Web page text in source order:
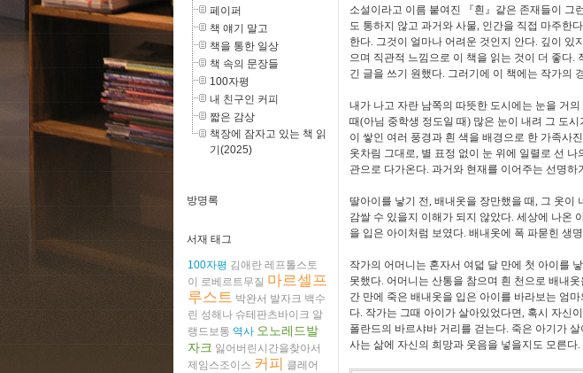
페이퍼
책 얘기 말고
책을 통한 일상
책 속의 문장들
100자평
내 친구인 커피
짧은 감상
책장에 잠자고 있는 책 읽
기(2025)
방명록
서재 태그
100자평 김애란 레프톨스토
이
로베르트무질 마르셀프
루스트 박완서 발자크 백수
린 성해나 슈테판츠바이크 알
랭드보통 역사 오노레드발
자크 잃어버린시간을찾아서
제임스조이스 커피 클레어
소설이라고 이름 붙여진 『흰 』 같은 존재들이 그
도 통하지 않고 과거와 사물, 인간을 직접 마주한다
한다. 그것이 얼마나 어려운 것인지 안다. 깊이 있
으며 직관적 느낌으로 이 책을 읽는 것이 더 좋다.
긴 글을 쓰기 원했다. 그러기에 이 책에는 작가의
내가 나고 자란 남쪽의 따뜻한 도시에는 눈을 거의
때(아님 중학생 정도일 때) 많은 눈이 내려 그 도
이 쌓인 여러 풍경과 흰 색을 배경으로 한 가족사
옷차림 그대로, 별 표정 없이 눈 위에 일렬로 선 나
관으로 다가온다. 과거와 현재를 이어주는 선명하
딸아이를 낳기 전, 배내옷을 장만했을 때, 그 옷이
감쌀 수 있을지 이해가 되지 않았다. 세상에 나온
을 입은 아이처럼 보였다. 배내옷에 폭 파묻힌 생
작가의 어머니는 혼자서 여덟 달 만에 첫 아이를
못했다. 어머니는 산통을 참으며 흰 천으로 배내
간 만에 죽은 배내옷을 입은 아이를 바라보는 엄마
다. 작가는 그때 아이가 살아있었다면, 혹시 자신
폴란드의 바르샤바 거리를 걷는다. 죽은 아기가
사는 삶에 자신의 희망과 웃음을 넣을지도 모른다.